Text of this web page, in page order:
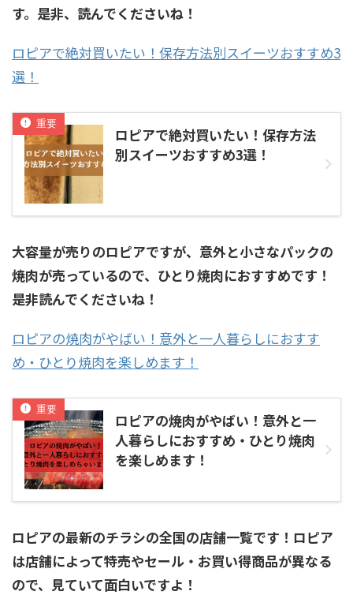
す。是非、読んでくださいね！
ロピアで絶対買いたい！保存方法別スイーツおすすめ3
選！
ロピアで絶対買いたい！保存方法
別スイーツおすすめ3選！
大容量が売りのロピアですが、意外と小さなパックの
焼肉が売っているので、ひとり焼肉におすすめです！
是非読んでくださいね！
ロピアの焼肉がやばい！意外と一人暮らしにおすす
め・ひとり焼肉を楽しめます！
ロピアの焼肉がやばい！意外と一
人暮らしにおすすめ・ひとり焼肉
を楽しめます！
ロピアの最新のチラシの全国の店舗一覧です！ロピア
は店舗によって特売やセール・お買い得商品が異なる
ので、見ていて面白いですよ！